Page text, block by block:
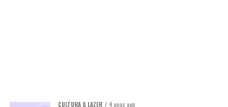
CULTURA & LAZER 4 anos ago